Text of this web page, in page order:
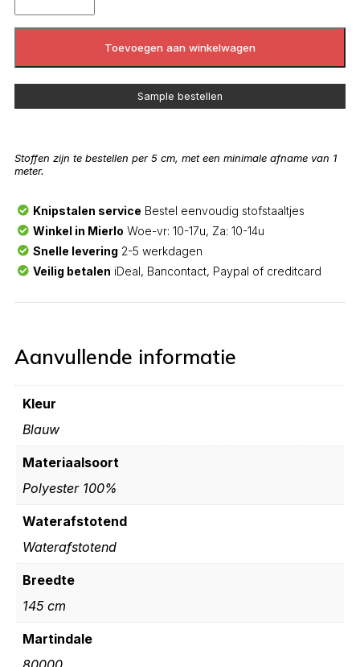
Toevoegen aan winkelwagen
Sample bestellen
Stoffen zijn te bestellen per 5 cm, met een minimale afname van 1
meter.
Knipstalen service Bestel eenvoudig stofstaaltjes
Winkel in Mierlo Woe-vr: 10-17u, Za: 10-14u
Snelle levering 2-5 werkdagen
Veilig betalen iDeal, Bancontact, Paypal of creditcard
Aanvullende informatie
Kleur
Blauw
Materiaalsoort
Polyester 100%
Waterafstotend
Waterafstotend
Breedte
145 cm
Martindale